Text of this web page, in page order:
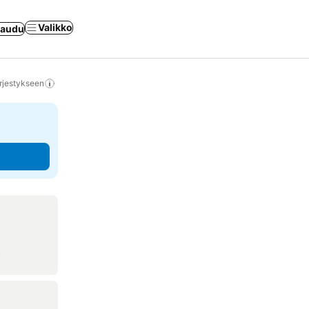
Valikko